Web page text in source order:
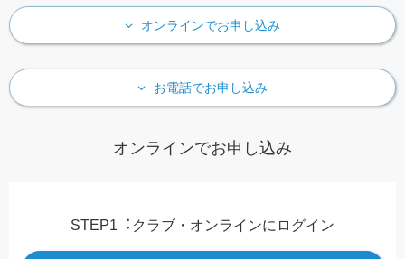
オンラインでお申し込み
お電話でお申し込み
オンラインでお申し込み
STEP1︓クラブ・オンラインにログイン